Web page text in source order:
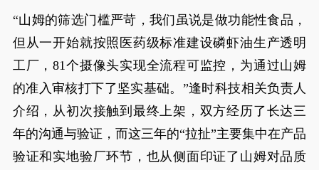
“山姆的筛选门槛严苛，我们虽说是做功能性食品，
但从一开始就按照医药级标准建设磷虾油生产透明
工厂，81个摄像头实现全流程可监控，为通过山姆
的准入审核打下了坚实基础。”逢时科技相关负责人
介绍，从初次接触到最终上架，双方经历了长达三
年的沟通与验证，而这三年的“拉扯”主要集中在产品
验证和实地验厂环节，也从侧面印证了山姆对品质